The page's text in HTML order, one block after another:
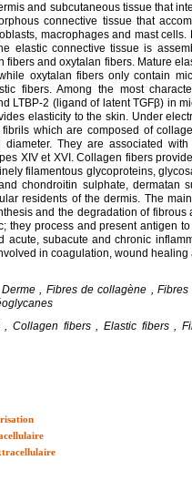
and subcutaneous tissue that
connective tissue that
macrophages and mast
elastic connective tissue is
fibers and oxytalan fibers. Mature
oxytalan fibers only contain
fibers. Among the most
LTBP-2 (ligand of latent TGFβ) in
elasticity to the skin. Under
which are composed of
They are associated with
XIV et XVI. Collagen fibers
filamentous glycoproteins,
chondroitin sulphate, dermatan
residents of the dermis. The
and the degradation of
they process and present antigen
acute, subacute and chronic
in coagulation, wound
, Fibres de collagène ,
, Collagen fibers , Elastic fibers ,